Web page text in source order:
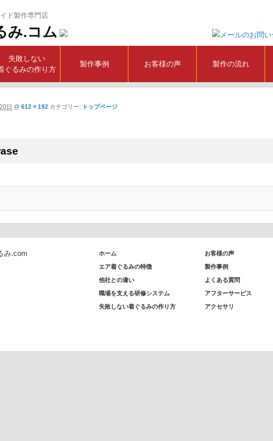
ド製作専門店
失敗しない
ぐるみの作り方
製作事例 お客様の声 製作の流れ
日 @ 612 × 192 カテゴリー: トップページ
ホーム
エア着ぐるみの特徴
他社との違い
職場を支える研修システム
失敗しない着ぐるみの作り方
お客様の声
製作事例
よくある質問
アフターサービス
アクセサリ